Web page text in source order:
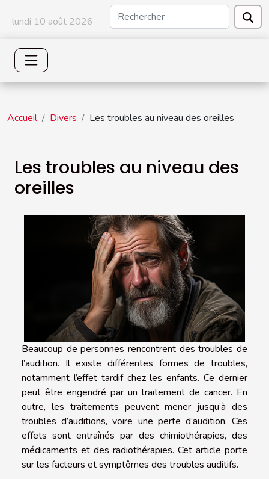
lundi 10 août 2026
Accueil Divers Les troubles au niveau des oreilles
Les troubles au niveau des
oreilles
Beaucoup de personnes rencontrent des troubles de
l’audition. Il existe différentes formes de troubles,
notamment l’effet tardif chez les enfants. Ce dernier
peut être engendré par un traitement de cancer. En
outre, les traitements peuvent mener jusqu’à des
troubles d’auditions, voire une perte d’audition. Ces
effets sont entraînés par des chimiothérapies, des
médicaments et des radiothérapies. Cet article porte
sur les facteurs et symptômes des troubles auditifs.